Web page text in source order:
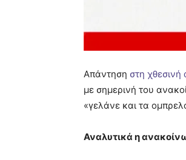
Απάντηση στη
με σημερινή του
«γελάνε και τα
Αναλυτικά η